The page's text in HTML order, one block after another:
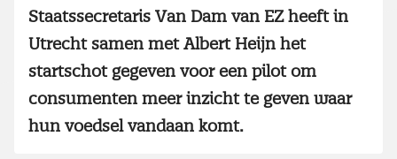
Staatssecretaris Van Dam van EZ heeft in
Utrecht samen met Albert Heijn het
startschot gegeven voor een pilot om
consumenten meer inzicht te geven waar
hun voedsel vandaan komt.